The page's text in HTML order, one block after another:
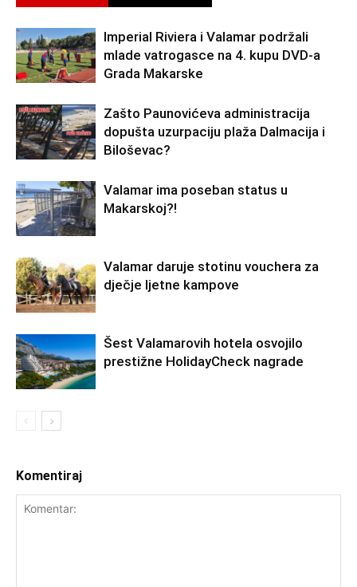
Imperial Riviera i Valamar podržali
mlade vatrogasce na 4. kupu DVD-a
Grada Makarske
Zašto Paunovićeva administracija
dopušta uzurpaciju plaža Dalmacija i
Biloševac?
Valamar ima poseban status u
Makarskoj?!
Valamar daruje stotinu vouchera za
dječje ljetne kampove
Šest Valamarovih hotela osvojilo
prestižne HolidayCheck nagrade
Komentiraj